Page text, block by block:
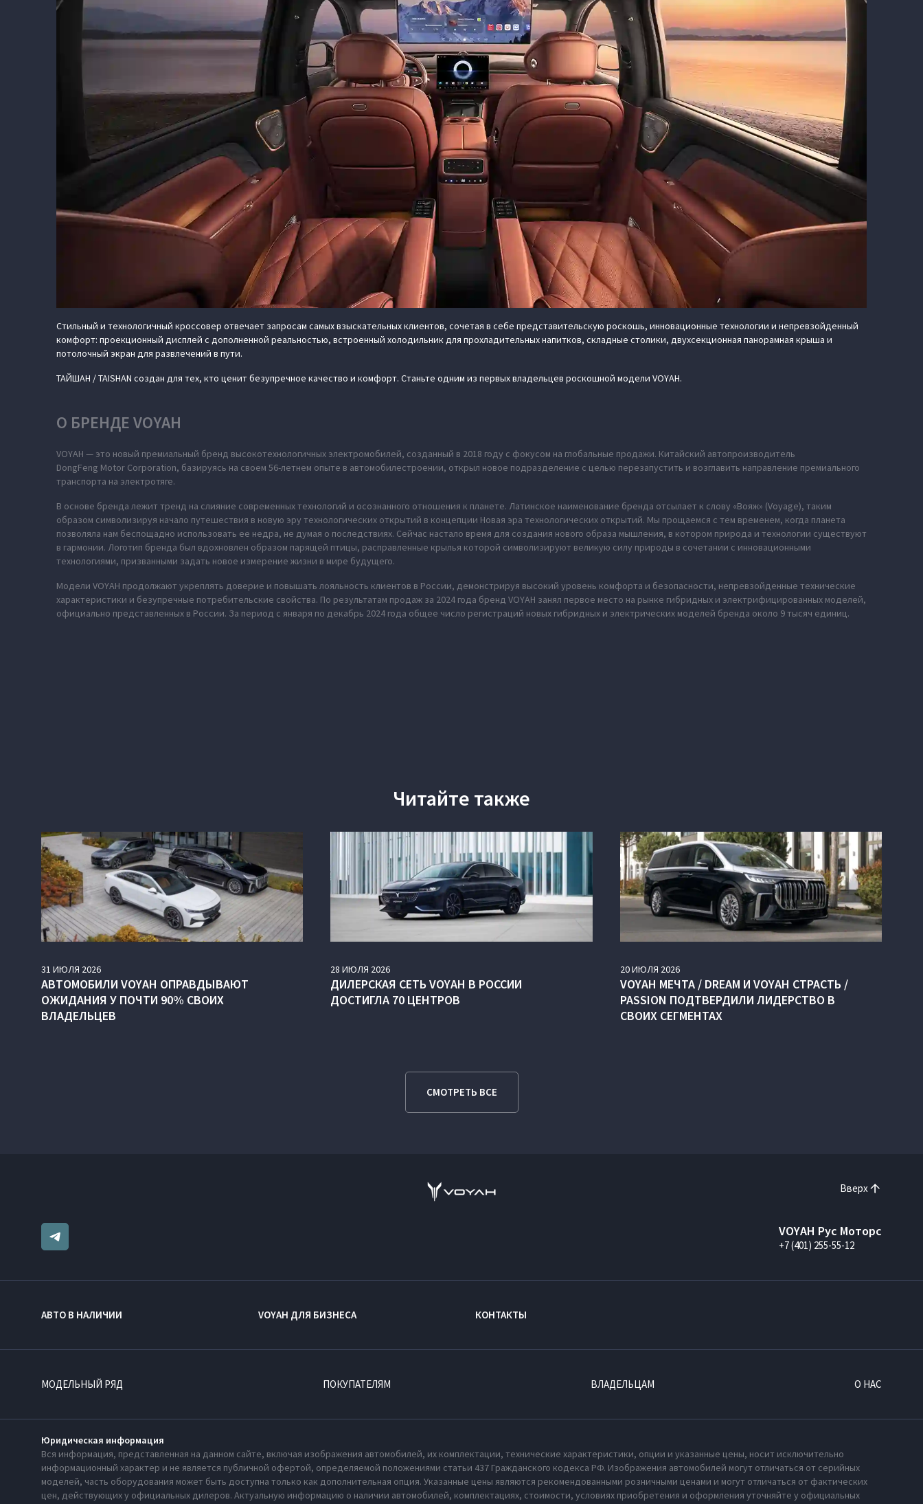
Стильный и технологичный кроссовер отвечает запросам самых взыскательных клиентов, сочетая в себе представительскую роскошь, инновационные технологии и непревзойденный
комфорт: проекционный дисплей с дополненной реальностью, встроенный холодильник для прохладительных напитков, складные столики, двухсекционная панорамная крыша и
потолочный экран для развлечений в пути.
ТАЙШАН / TAISHAN создан для тех, кто ценит безупречное качество и комфорт. Станьте одним из первых владельцев роскошной модели VOYAH.
О БРЕНДЕ VOYAH
VOYAH — это новый премиальный бренд высокотехнологичных электромобилей, созданный в 2018 году с фокусом на глобальные продажи. Китайский автопроизводитель
DongFeng Motor Corporation, базируясь на своем 56-летнем опыте в автомобилестроении, открыл новое подразделение с целью перезапустить и возглавить направление премиального
транспорта на электротяге.
В основе бренда лежит тренд на слияние современных технологий и осознанного отношения к планете. Латинское наименование бренда отсылает к слову «Вояж» (Voyage), таким
образом символизируя начало путешествия в новую эру технологических открытий в концепции Новая эра технологических открытий. Мы прощаемся с тем временем, когда планета
позволяла нам беспощадно использовать ее недра, не думая о последствиях. Сейчас настало время для создания нового образа мышления, в котором природа и технологии существуют
в гармонии. Логотип бренда был вдохновлен образом парящей птицы, расправленные крылья которой символизируют великую силу природы в сочетании с инновационными
технологиями, призванными задать новое измерение жизни в мире будущего.
Модели VOYAH продолжают укреплять доверие и повышать лояльность клиентов в России, демонстрируя высокий уровень комфорта и безопасности, непревзойденные технические
характеристики и безупречные потребительские свойства. По результатам продаж за 2024 года бренд VOYAH занял первое место на рынке гибридных и электрифицированных моделей,
официально представленных в России. За период с января по декабрь 2024 года общее число регистраций новых гибридных и электрических моделей бренда около 9 тысяч единиц.
Читайте также
31 ИЮЛЯ 2026
АВТОМОБИЛИ VOYAH ОПРАВДЫВАЮТ
ОЖИДАНИЯ У ПОЧТИ 90% СВОИХ
ВЛАДЕЛЬЦЕВ
28 ИЮЛЯ 2026
ДИЛЕРСКАЯ СЕТЬ VOYAH В РОССИИ
ДОСТИГЛА 70 ЦЕНТРОВ
20ИЮЛЯ 2026
VOYAH МЕЧТА / DREAM И VOYAH СТРАСТЬ /
PASSION ПОДТВЕРДИЛИ ЛИДЕРСТВО В
СВОИХ СЕГМЕНТАХ
СМОТРЕТЬ ВСЕ
Вверх
VOYAH Рус Моторс
+7 (401) 255-55-12
АВТО В НАЛИЧИИ VOYAH ДЛЯ БИЗНЕСА КОНТАКТЫ
МОДЕЛЬНЫЙ РЯД ПОКУПАТЕЛЯМ ВЛАДЕЛЬЦАМ О НАС
Юридическая информация
Вся информация, представленная на данном сайте, включая изображения автомобилей, их комплектации, технические характеристики, опции и указанные цены, носит исключительно
информационный характер и не является публичной офертой, определяемой положениями статьи 437 Гражданского кодекса РФ. Изображения автомобилей могут отличаться от серийных
моделей, часть оборудования может быть доступна только как дополнительная опция. Указанные цены являются рекомендованными розничными ценами и могут отличаться от фактических
цен, действующих у официальных дилеров. Актуальную информацию о наличии автомобилей, комплектациях, стоимости, условиях приобретения и оформления уточняйте у официальных